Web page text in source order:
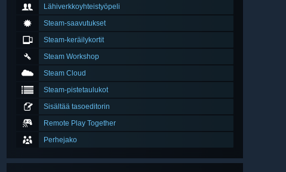
Lähiverkkoyhteistyöpeli
Steam-saavutukset
Steam-keräilykortit
Steam Workshop
Steam Cloud
Steam-pistetaulukot
Sisältää tasoeditorin
Remote Play Together
Perhejako